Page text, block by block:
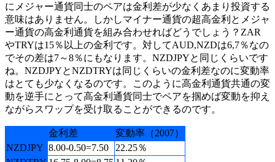
にメジャー通貨同士のペアは金利差が少なくあまり投資する
意味はありません。しかしマイナー通貨の超高金利とメジャ
ー通貨の高金利通貨を組み合わせればどうでしょう？ZAR
やTRYは15％以上の金利です。対してAUD,NZDは6,7％なの
でその差は7～8％にもなります。NZDJPYと同じくらいです
ね。 NZDJPYとNZDTRYは同じくらいの金利差なのに変動率
はとても少なくなるのです。このように高金利通貨共通の変
動を逆手にとって高金利通貨同士でペアを掴めば変動を抑え
ながらスワップを受け取ることができるのです。
金利差
変動率（2007）
NZDJPY 8.00-0.50=7.50
22.25％